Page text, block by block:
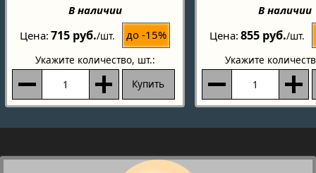
В наличии
Цена 715 руб./шт. до -15%
Укажите количество, шт.:
Купить
В наличии
Цена 855 руб./шт.
Укажите